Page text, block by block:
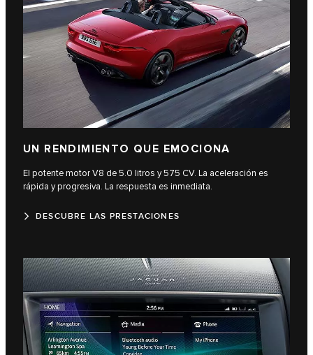
UN RENDIMIENTO QUE EMOCIONA
El potente motor V8 de 5.0 litros y 575 CV. La aceleración es
rápida y progresiva. La respuesta es inmediata.
DESCUBRE LAS PRESTACIONES